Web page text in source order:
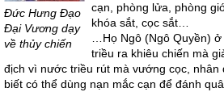
Đức Hưng Đạo
Đại Vương dạy
về thủy chiến
cạn, phòng lửa, phòng
khóa sắt, cọc sắt…
…Họ Ngô (Ngô Quyền)
triều ra khiêu chiến mà
địch vì nước triều rút mà vướng cọc, nhân
biết có thể dùng nạn mắc cạn để đánh